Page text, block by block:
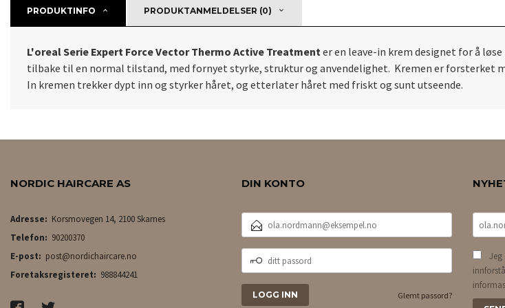
PRODUKTINFO PRODUKTANMELDELSER (0)
L'oreal Serie Expert Force Vector Thermo Active Treatmenter en leave-in krem designet for å
tilbake til en normal tilstand, med fornyet styrke, struktur og anvendelighet. Kremen er forsterket
In kremen trekker dypt inn og styrker håret, og etterlater håret med friskt og sunt utseende.
NORDIC HAIRCARE AS
Adresse: Korsmovegen 14, 2100 Skarnes
Telefon: 90200370
E-post: post@nordichaircare.no
Foretaksregisteret: 988844241
DIN KONTO
POSTADRESSE
PASSORD
Glemt passord?
Jeg